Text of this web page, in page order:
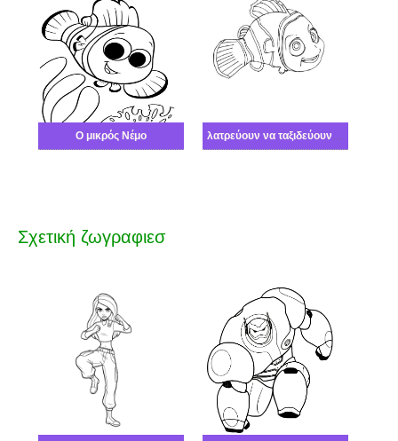
Ο μικρός Νέμο λατρεύουν να ταξιδεύουν Νέμο
Σχετική ζωγραφιεσ